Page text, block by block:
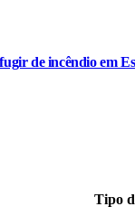
de incêndio em
Tipo